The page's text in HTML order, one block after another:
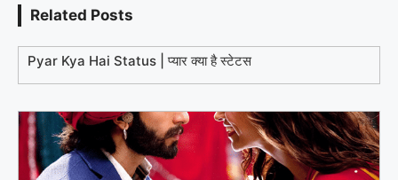
Related Posts
Pyar Kya Hai Status | प्यार क्या है स्टेटस